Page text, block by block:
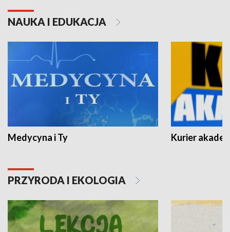
NAUKA I EDUKACJA
Medycyna i Ty Kurier
PRZYRODA I EKOLOGIA